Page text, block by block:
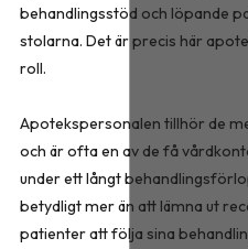
behandlingsstöd och löpande
stolarna. Det är precis här
roll.
Apotekspersonalen tillhör de
och är ofta en av de få
under ett långt
betydligt mer än att lämna ut
patienter att följa sina